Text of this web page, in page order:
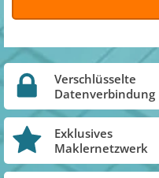
Verschlüsselte
Datenverbindung
Exklusives
Maklernetzwerk